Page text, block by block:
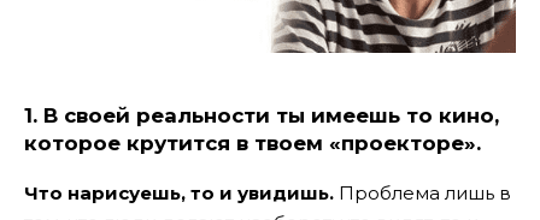
1. В своей реальности ты имеешь то кино,
которое крутится в твоем «проекторе».
Что нарисуешь, то и увидишь. Проблема лишь в